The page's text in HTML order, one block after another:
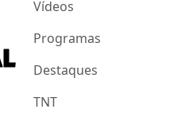
Vídeos
Programas
Destaques
TNT